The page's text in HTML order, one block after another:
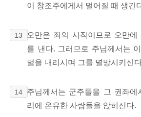
이 창조주에게서 멀어질 때 생긴
13
오만은 죄의 시작이므로 오만에
를 낸다. 그러므로 주님께서는
벌을 내리시며 그를 멸망시키신
14
주님께서는 군주들을 그 권좌
리에 온유한 사람들을 앉히신다.